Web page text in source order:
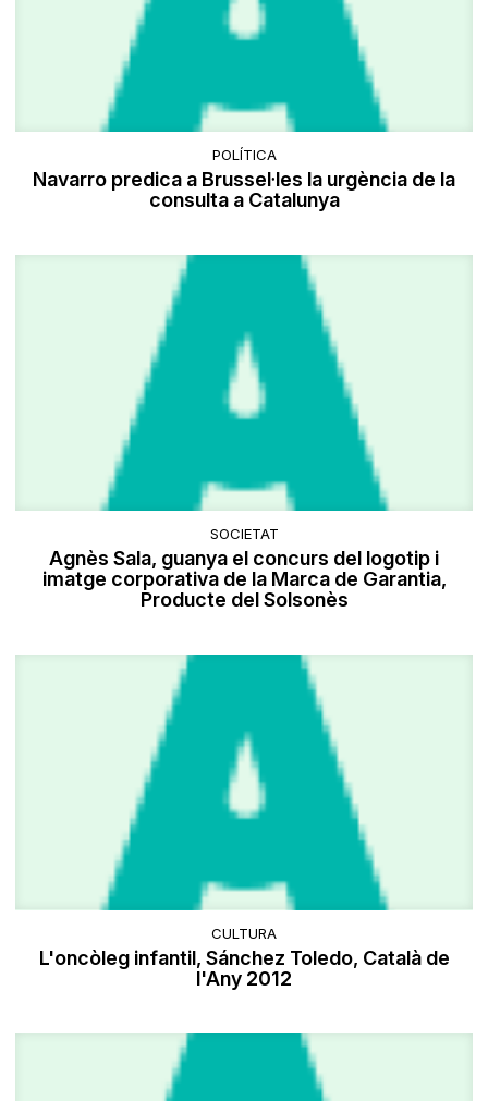
POLÍTICA
Navarro predica a Brussel·les la urgència de la
consulta a Catalunya
SOCIETAT
Agnès Sala, guanya el concurs del logotip i
imatge corporativa de la Marca de Garantia,
Producte del Solsonès
CULTURA
L'oncòleg infantil, Sánchez Toledo, Català de
l'Any 2012